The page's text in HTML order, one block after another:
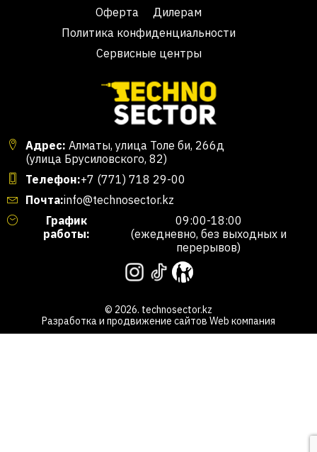
Оферта
Дилерам
Политика конфиденциальности
Сервисные центры
Адрес: Алматы, улица Толе би, 266д
(улица Брусиловского, 82)
Телефон:+7 (771) 718 29-00
Почта:info@technosector.kz
График
работы:
09:00-18:00
(ежедневно, без выходных и
перерывов)
© 2026. technosector.kz
Разработка и продвижение сайтов Web компания